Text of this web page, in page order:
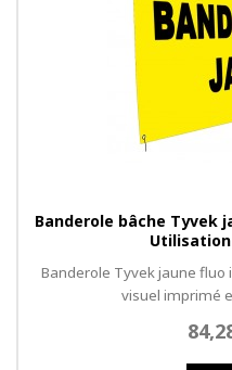
Banderole bâche Tyvek
Banderole Tyvek jaune fluo
visuel imprimé